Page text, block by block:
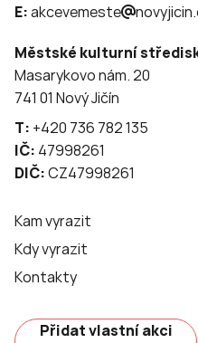
E:akcevemeste
Městské kulturní
Masarykovo nám. 20
741 01 Nový Jičín
T: +420 736 782 135
IČ: 47998261
DIČ:CZ47998261
Kam vyrazit
Kdy vyrazit
Kontakty
Přidat vlastní akci